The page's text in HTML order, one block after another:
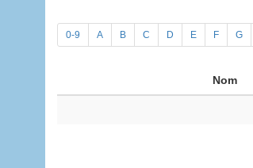
0-9 A B C D E F G
Nom